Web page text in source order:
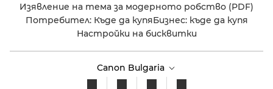
Изявление на тема за модерното робство (PDF)
Потребител: Къде да купяБизнес: къде да купя
Настройки на бисквитки
Canon Bulgaria